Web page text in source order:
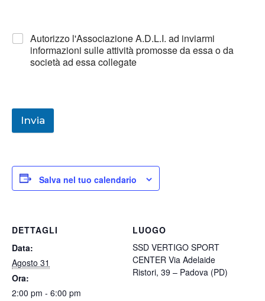
Autorizzo l'Associazione A.D.L.I. ad inviarmi
informazioni sulle attività promosse da essa o da
società ad essa collegate
Invia
Salva nel tuo calendario
DETTAGLI
Data:
Agosto 31
Ora:
2:00 pm - 6:00 pm
LUOGO
SSD VERTIGO SPORT
CENTER Via Adelaide
Ristori, 39 – Padova (PD)